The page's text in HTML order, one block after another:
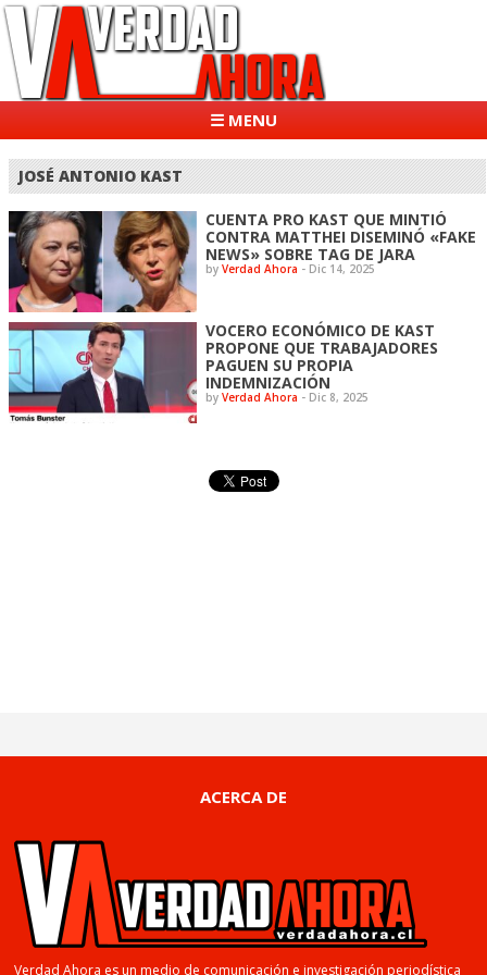
☰ MENU
JOSÉ ANTONIO KAST
CUENTA PRO KAST QUE MINTIÓ
CONTRA MATTHEI DISEMINÓ «FAKE
NEWS» SOBRE TAG DE JARA
byVerdad Ahora - Dic 14, 2025
VOCERO ECONÓMICO DE KAST
PROPONE QUE TRABAJADORES
PAGUEN SU PROPIA
INDEMNIZACIÓN
byVerdad Ahora - Dic 8, 2025
ACERCA DE
Verdad Ahora es un medio de comunicación e investigación periodística